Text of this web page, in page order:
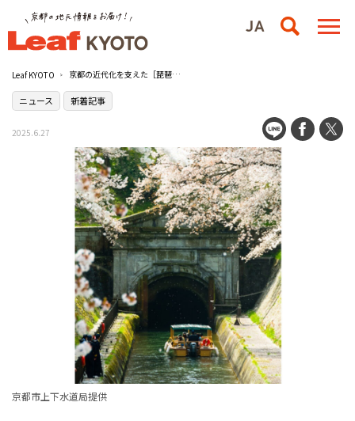
Leaf KYOTO 京都の近代化を支えた［琵琶湖疏水］の諸施設が国宝・重要文化財に指定
ニュース 新着記事
2025.6.27
京都市上下水道局提供